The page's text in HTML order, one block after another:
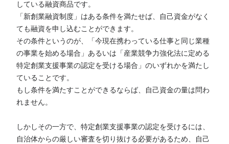
している融資商品です。
「新創業融資制度」はある条件を満たせば、自己資金がなく
ても融資を申し込むことができます。
その条件というのが、「今現在携わっている仕事と同じ業種
の事業を始める場合」あるいは「産業競争力強化法に定める
特定創業支援事業の認定を受ける場合」のいずれかを満たし
ていることです。
もし条件を満たすことができるならば、自己資金の量は問わ
れません。
しかしその一方で、特定創業支援事業の認定を受けるには、
自治体からの厳しい審査を切り抜ける必要があるため、自己